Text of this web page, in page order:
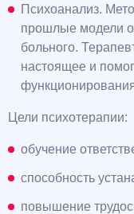
Психоанализ.
прошлые модели
больного.
настоящее и
Цели психотерапии:
обучение
способность
повышение